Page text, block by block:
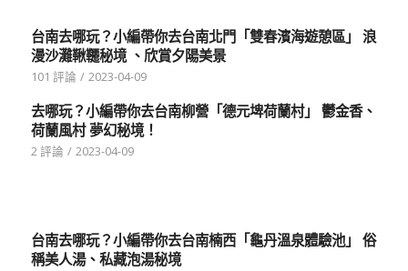
台南去哪玩？小編帶你去台南北門「雙春濱海遊憩區」 浪
漫沙灘鞦韆秘境 、欣賞夕陽美景
101 評論 / 2023-04-09
去哪玩？小編帶你去台南柳營「德元埤荷蘭村」 鬱金香、
荷蘭風村 夢幻秘境！
2 評論 / 2023-04-09
台南去哪玩？小編帶你去台南楠西「龜丹溫泉體驗池」 俗
稱美人湯、私藏泡湯秘境